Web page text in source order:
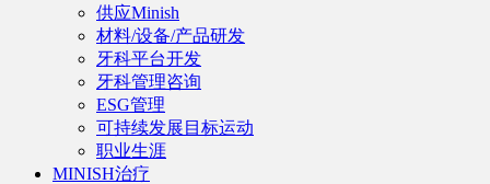
供应Minish
材料/设备/产品研发
牙科平台开发
牙科管理咨询
ESG管理
可持续发展目标运动
职业生涯
MINISH治疗